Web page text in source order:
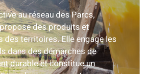
au réseau des Parcs,
des produits et
des territoires. Elle engage les
dans des démarches de
durable et constitue un